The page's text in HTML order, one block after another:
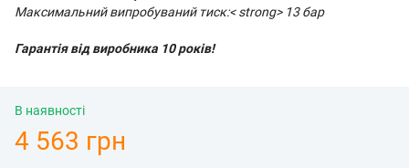
Максимальний випробуваний тиск:< strong> 13 бар
Гарантія від виробника 10 років!
В наявності
4 563 грн